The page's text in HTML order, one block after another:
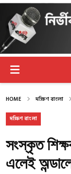
HOME দক্ষিণ বাংলা
দক্ষিণ বাংলা
সংস্কৃত
এলেই